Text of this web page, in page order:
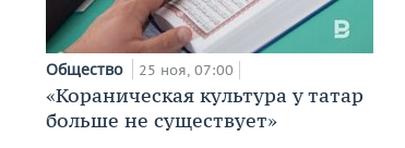
Общество 25 ноя, 07:00
«Кораническая культура у татар
больше не существует»